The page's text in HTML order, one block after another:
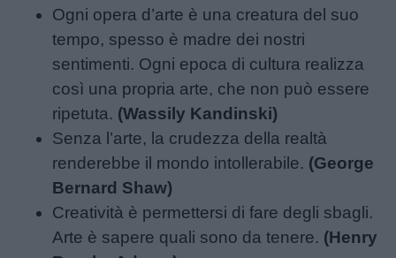
Ogni opera d’arte è una creatura del suo
tempo, spesso è madre dei nostri
sentimenti. Ogni epoca di cultura realizza
così una propria arte, che non può essere
ripetuta. (Wassily Kandinski)
Senza l’arte, la crudezza della realtà
renderebbe il mondo intollerabile. (George
Bernard Shaw)
Creatività è permettersi di fare degli sbagli.
Arte è sapere quali sono da tenere. (Henry